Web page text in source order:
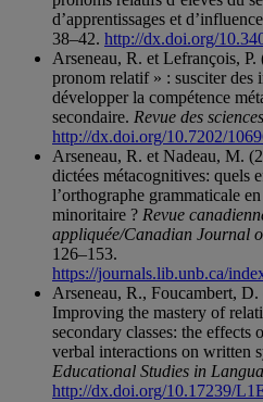
d’apprentissages et
38–42. http://dx.doi.org/
Arseneau, R. et Lefrançois,
pronom relatif » : susciter des
développer la compétence
secondaire. Revue des
http://dx.doi.org/10.7202/
Arseneau, R. et Nadeau, M.
dictées métacognitives: quels
l’orthographe grammaticale
minoritaire ? Revue
appliquée/Canadian Journal
126–153.
https://journals.lib.unb.ca/
Arseneau, R., Foucambert,
Improving the mastery of
secondary classes: the effects
verbal interactions on written
Educational Studies in
http://dx.doi.org/10.17239/